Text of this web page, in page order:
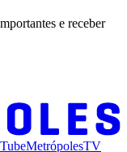
e receber
MetrópolesTV